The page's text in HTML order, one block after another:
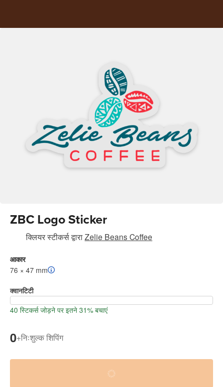
ZBC Logo Sticker
क्लियर स्टीकर्सद्वाराZelie Beans Coffee
आकार
76 × 47 mm
क्वानटिटी
40 स्टिकर्स जोड़ने पर इतने 31% बचाएं
0+निःशुल्क शिपिंग